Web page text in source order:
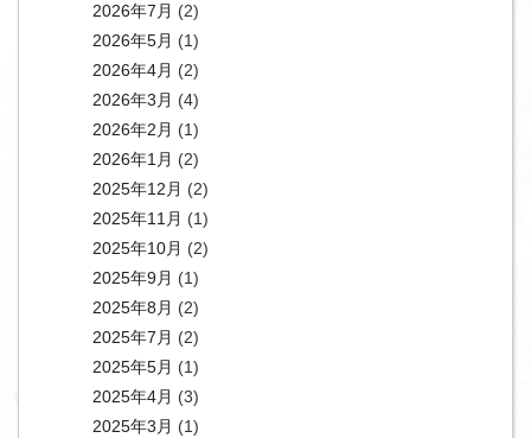
2026年7月 (2)
2026年5月 (1)
2026年4月 (2)
2026年3月 (4)
2026年2月 (1)
2026年1月 (2)
2025年12月 (2)
2025年11月 (1)
2025年10月 (2)
2025年9月 (1)
2025年8月 (2)
2025年7月 (2)
2025年5月 (1)
2025年4月 (3)
2025年3月 (1)